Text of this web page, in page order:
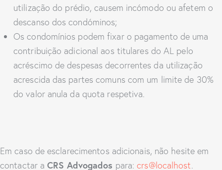
utilização do prédio, causem incómodo ou afetem o
descanso dos condóminos;
Os condomínios podem fixar o pagamento de uma
contribuição adicional aos titulares do AL pelo
acréscimo de despesas decorrentes da utilização
acrescida das partes comuns com um limite de 30%
do valor anula da quota respetiva.
Em caso de esclarecimentos adicionais, não hesite em
contactar aCRS Advogados para:crs@localhost.